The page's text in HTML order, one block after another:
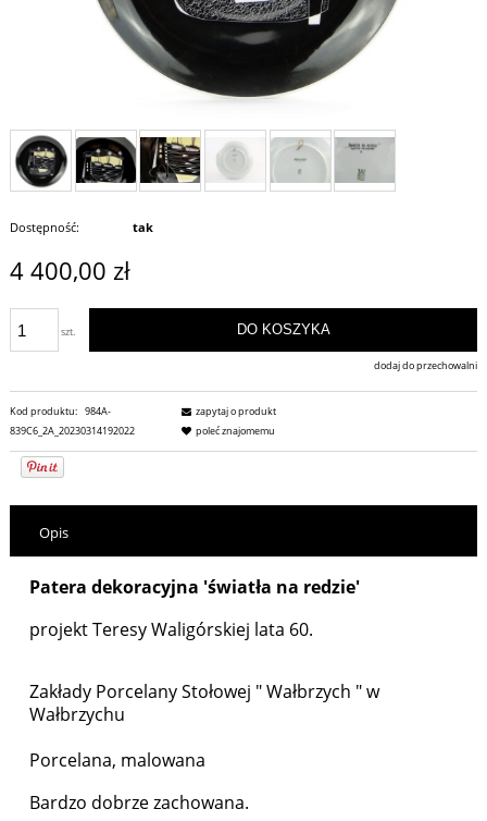
Dostępność: tak
4 400,00 zł
szt. DO KOSZYKA
dodaj do przechowalni
Kod produktu: 984A-
839C6_2A_20230314192022
zapytaj o produkt
poleć znajomemu
Opis
Patera dekoracyjna 'światła na redzie'
projekt Teresy Waligórskiej lata 60.
Zakłady Porcelany Stołowej " Wałbrzych " w
Wałbrzychu
Porcelana, malowana
Bardzo dobrze zachowana.